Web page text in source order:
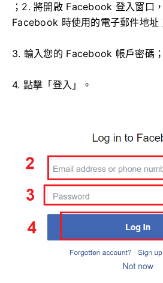
；2. 將開啟 Facebook 登入窗口
Facebook 時使用的電子郵件地址
3. 輸入您的 Facebook 帳戶密碼；
4. 點擊「登入」。